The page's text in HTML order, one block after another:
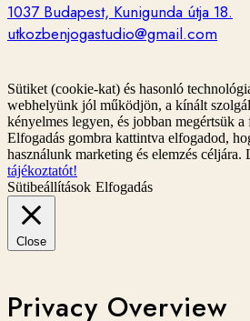
1037 Budapest, Kunigunda útja 18.
utkozbenjogastudio@gmail.com
Sütiket (cookie-kat) és hasonló
webhelyünk jól működjön, a kínált
kényelmes legyen, és jobban megértsük
Elfogadás gombra kattintva elfogadod,
használunk marketing és elemzés céljára.
tájékoztatót!
Sütibeállítások Elfogadás
Close
Privacy Overview